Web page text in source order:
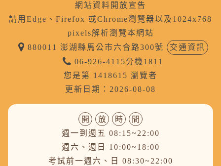
網站資料開放宣告
請用Edge、Firefox 或Chrome瀏覽器以及1024x768
pixels解析瀏覽本網站
880011 澎湖縣馬公市六合路300號
交通資訊
06-926-4115分機1811
您是第 1418615 瀏覽者
更新日期：2026-08-08
開 放 時
間
週一到週五 08:15~22:00
週六、週日 10:00~18:00
考試前一週六、日 08:30~22:00